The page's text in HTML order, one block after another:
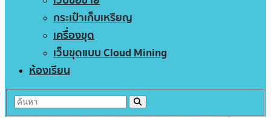
กระเป๋าเก็บเหรียญ
เครื่องขุด
เว็บขุดแบบ Cloud Mining
ห้องเรียน